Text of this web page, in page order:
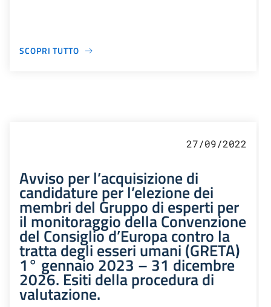
SCOPRI TUTTO
27/09/2022
Avviso per l’acquisizione di
candidature per l’elezione dei
membri del Gruppo di esperti per
il monitoraggio della Convenzione
del Consiglio d’Europa contro la
tratta degli esseri umani (GRETA)
1° gennaio 2023 – 31 dicembre
2026. Esiti della procedura di
valutazione.